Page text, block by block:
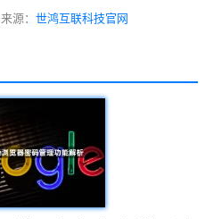
来源：世鸿互联科技官网